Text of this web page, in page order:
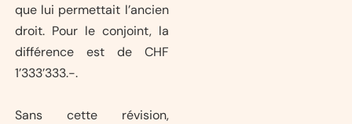
que lui permettait l’ancien
droit. Pour le conjoint, la
différence est de CHF
1’333’333.-.
Sans cette révision,